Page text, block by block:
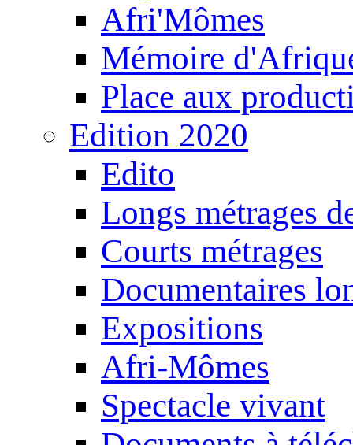
Afri'Mômes
Mémoire
Place aux
Edition 2020
Edito
Longs métrages
Courts métrages
Documentaires
Expositions
Afri-Mômes
Spectacle vivant